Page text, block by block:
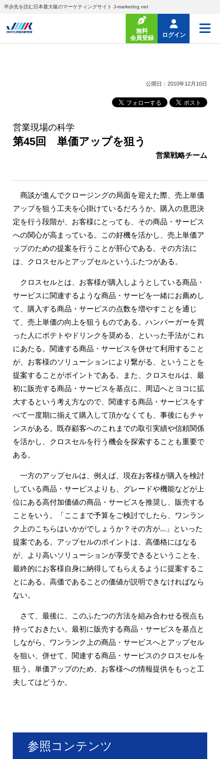
半歩先を読む日本最大級のマーケティングサイト J-marketing.net
無料
会員登録
ログイン
公開日：2010年12月10日
営業現場の科学
第45回 単価アップを狙う
営業戦略チーム
商談が進んでクロージングの局面を迎えた際、売上単価
アップを狙う工夫を心掛けているだろうか。購入の意思決
定を行う段階が、お客様にとっても、その商品・サービス
への関心が高まっている。この好機を活かし、売上単価ア
ップのための提案を行うことが肝心である。その方法に
は、クロスセルとアップセルというふたつがある。
クロスセルとは、お客様が購入しようとしている商品・
サービスに関連するような商品・サービを一緒にお薦めし
て、購入する商品・サービスの点数を増やすことを通じ
て、売上単価の向上を狙うものである。ハンバーガーを買
った人にポテトやドリンクを奨める、といった手法がこれ
にあたる。関連する商品・サービスを併せて利用すること
が、お客様のソリューションにより繋がる、ということを
提案することがポイントである。また、クロスセルは、最
初に販売する商品・サービスを基点に、周辺へとヨコに拡
大するという考え方なので、関連する商品・サービスをす
べて一度期に揃えて購入して頂かなくても、事後にもチャ
ンスがある。既存顧客へのこれまでの取引実績や信頼関係
を活かし、クロスセルを行う機会を探索することも重要で
ある。
一方のアップセルは、例えば、現在お客様が購入を検討
している商品・サービスよりも、グレードや機能などが上
位にある高付加価値の商品・サービスを推奨し、販売する
ことをいう。「ここまで予算をご検討でしたら、ワンラン
ク上のこちらはいかがでしょうか？その方が...」といった
提案である。アップセルのポイントは、高価格にはなる
が、より高いソリューションが享受できるということを、
最終的にお客様自身に納得してもらえるように提案するこ
とにある。高価であることの価値が説明できなければなら
ない。
さて、最後に、このふたつの方法を組み合わせる視点も
持っておきたい。最初に販売する商品・サービスを基点と
しながら、ワンランク上の商品・サービスへとアップセル
を狙い、併せて、関連する商品・サービスのクロスセルを
狙う。単価アップのため、お客様への情報提供をもっと工
夫してはどうか。
参照コンテンツ